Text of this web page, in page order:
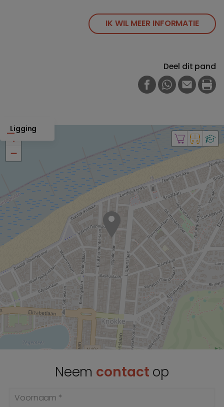
IK WIL MEER INFORMATIE
Deel dit pand
FACEBOOK
WHATSAPP
E-MAIL
Ligging
+
−
Neem contact op
Voornaam *